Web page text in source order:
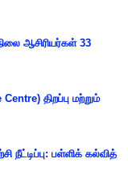
ஆசிரியர்கள் 33
திறப்பு மற்றும்
நீட்டிப்பு: பள்ளிக் கல்வித்